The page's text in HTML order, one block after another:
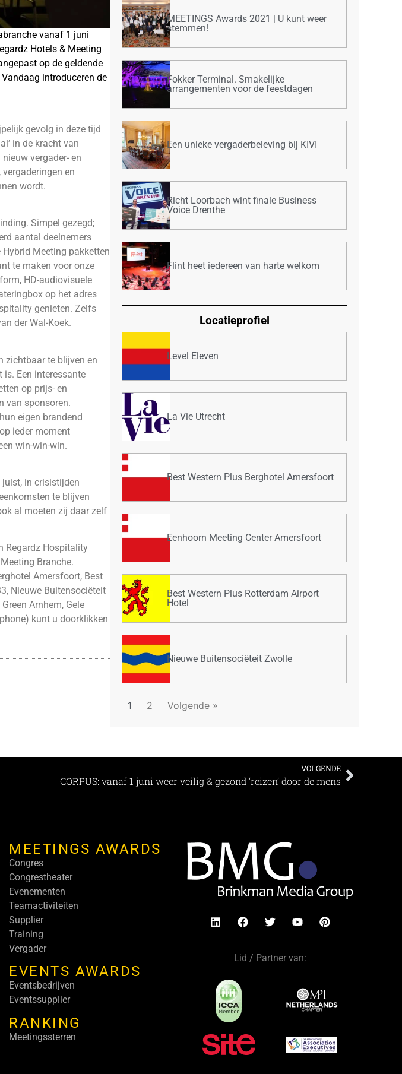
vanaf 1 juni
Hotels & Meeting
op de geldende
introduceren de
gevolg in deze tijd
in de kracht van
vergader- en
en
wordt.
Simpel gezegd;
aantal deelnemers
Hybrid Meeting pakketten
te maken voor onze
HD-audiovisuele
op het adres
genieten. Zelfs
der Wal-Koek.
zichtbaar te blijven en
Een interessante
op prijs- en
van sponsoren.
eigen brandend
ieder moment
win-win-win.
juist, in crisistijden
te blijven
al moeten zij daar zelf
Regardz Hospitality
Branche.
Amersfoort, Best
Nieuwe Buitensociëteit
Arnhem, Gele
kunt u doorklikken
MEETINGS Awards 2021 | U kunt weer
stemmen!
Fokker Terminal. Smakelijke
arrangementen voor de feestdagen
Een unieke vergaderbeleving bij KIVI
Richt Loorbach wint finale Business
Voice Drenthe
Flint heet iedereen van harte welkom
Locatieprofiel
Level Eleven
La Vie Utrecht
Best Western Plus Berghotel Amersfoort
Eenhoorn Meeting Center Amersfoort
Best Western Plus Rotterdam Airport
Hotel
Nieuwe Buitensociëteit Zwolle
1 2 Volgende »
VOLGENDE
CORPUS: vanaf 1 juni weer veilig & gezond ‘reizen’ door de mens
MEETINGS AWARDS
Congres
Congrestheater
Evenementen
Teamactiviteiten
Supplier
Training
Vergader
EVENTS AWARDS
Eventsbedrijven
Eventssupplier
RANKING
Meetingssterren
Lid / Partner van: